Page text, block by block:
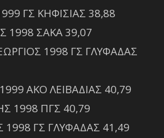
ΓΣ ΚΗΦΙΣΙΑΣ 38,88
1998 ΣΑΚΑ 39,07
1998 ΓΣ ΓΛΥΦΑΔΑΣ
ΑΚΟ ΛΕΙΒΑΔΙΑΣ 40,79
1998 ΠΓΣ 40,79
ΓΣ ΓΛΥΦΑΔΑΣ 41,49